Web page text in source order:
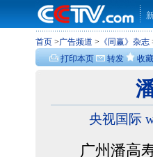
首页 >广告频道 > 《同赢》杂志
打印本页
转发 收藏
央视国际
广州潘高寿